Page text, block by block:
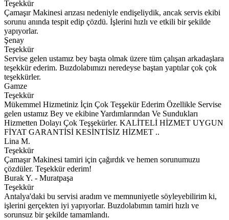
Teşekkür
Çamaşır Makinesi arızası nedeniyle endişeliydik, ancak servis ekibi
sorunu anında tespit edip çözdü. İşlerini hızlı ve etkili bir şekilde
yapıyorlar.
Şenay
Teşekkür
Servise gelen ustamız bey başta olmak üzere tüm çalışan arkadaşlara
teşekkür ederim. Buzdolabımızı neredeyse baştan yaptılar çok çok
teşekkürler.
Gamze
Teşekkür
Mükemmel Hizmetiniz İçin Çok Teşşekür Ederim Özellikle Servise
gelen ustamız Bey ve ekibine Yardımlarından Ve Sundukları
Hizmetten Dolayı Çok Teşşekürler. KALİTELİ HİZMET UYGUN
FİYAT GARANTİSİ KESİNTİSİZ HİZMET ..
Lina M.
Teşekkür
Çamaşır Makinesi tamiri için çağırdık ve hemen sorunumuzu
çözdüler. Teşekkür ederim!
Burak Y. - Muratpaşa
Teşekkür
Antalya'daki bu servisi aradım ve memnuniyetle söyleyebilirim ki,
işlerini gerçekten iyi yapıyorlar. Buzdolabımın tamiri hızlı ve
sorunsuz bir şekilde tamamlandı.